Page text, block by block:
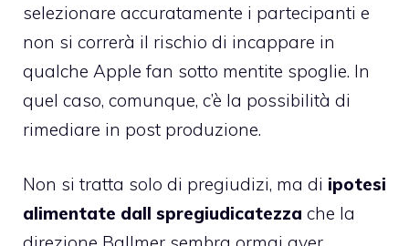
selezionare accuratamente i partecipanti e
non si correrà il rischio di incappare in
qualche Apple fan sotto mentite spoglie. In
quel caso, comunque, c’è la possibilità di
rimediare in post produzione.
Non si tratta solo di pregiudizi, ma di ipotesi
alimentate dall spregiudicatezza che la